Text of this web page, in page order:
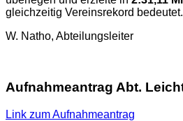
gleichzeitig Vereinsrekord bedeutet.
W. Natho, Abteilungsleiter
Aufnahmeantrag Abt.
Link zum Aufnahmeantrag